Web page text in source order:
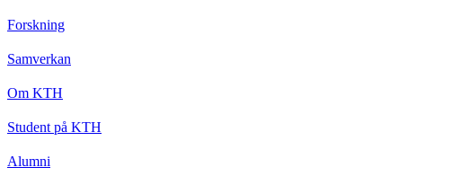
Forskning
Samverkan
Om KTH
Student på KTH
Alumni